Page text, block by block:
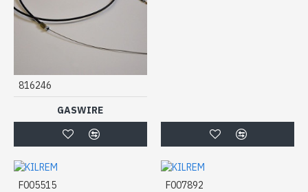
816246
GASWIRE
F005515
F007892